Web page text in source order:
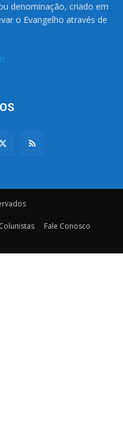
denominação, criado em
o Evangelho através de
Colunistas
Fale Conosco